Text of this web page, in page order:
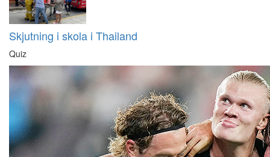
Skjutning i skola i Thailand
Quiz